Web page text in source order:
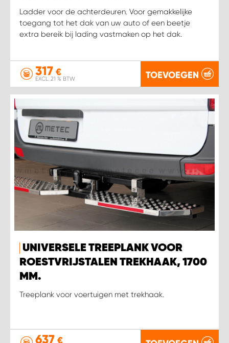
Ladder voor de achterdeuren. Voor gemakkelijke
toegang tot het dak van uw auto of een beetje
extra bereik bij lading vastmaken op het dak.
317 €
EXCL. 21 % BTW TOEVOEGEN
UNIVERSELE TREEPLANK VOOR
ROESTVRIJSTALEN TREKHAAK, 1700
MM.
Treeplank voor voertuigen met trekhaak.
637 €